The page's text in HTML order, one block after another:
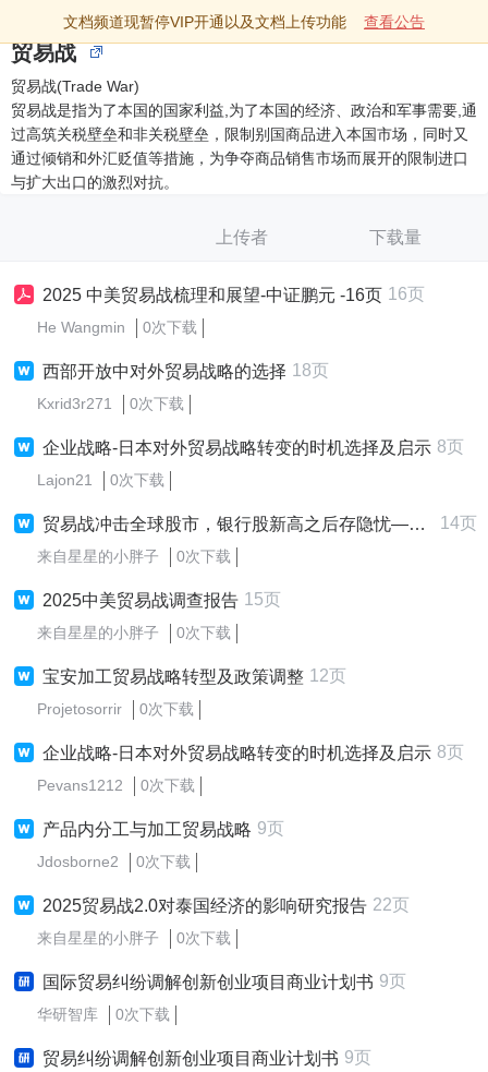
文档频道现暂停VIP开通以及文档上传功能 查看公告
贸易战
贸易战(Trade War)
贸易战是指为了本国的国家利益,为了本国的经济、政治和军事需要,通
过高筑关税壁垒和非关税壁垒，限制别国商品进入本国市场，同时又
通过倾销和外汇贬值等措施，为争夺商品销售市场而展开的限制进口
与扩大出口的激烈对抗。
上传者 下载量
2025 中美贸易战梳理和展望-中证鹏元 -16页 16页
He Wangmin 0次下载
西部开放中对外贸易战略的选择 18页
Kxrid3r271 0次下载
企业战略-日本对外贸易战略转变的时机选择及启示 8页
Lajon21 0次下载
贸易战冲击全球股市，银行股新高之后存隐忧——2025年第二季度股票市场 14页
来自星星的小胖子 0次下载
2025中美贸易战调查报告 15页
来自星星的小胖子 0次下载
宝安加工贸易战略转型及政策调整 12页
Projetosorrir 0次下载
企业战略-日本对外贸易战略转变的时机选择及启示 8页
Pevans1212 0次下载
产品内分工与加工贸易战略 9页
Jdosborne2 0次下载
2025贸易战2.0对泰国经济的影响研究报告 22页
来自星星的小胖子 0次下载
国际贸易纠纷调解创新创业项目商业计划书 9页
华研智库 0次下载
贸易纠纷调解创新创业项目商业计划书 9页